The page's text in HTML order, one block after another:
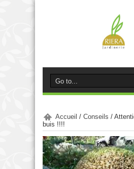
Accueil / Conseils /
buis !!!!